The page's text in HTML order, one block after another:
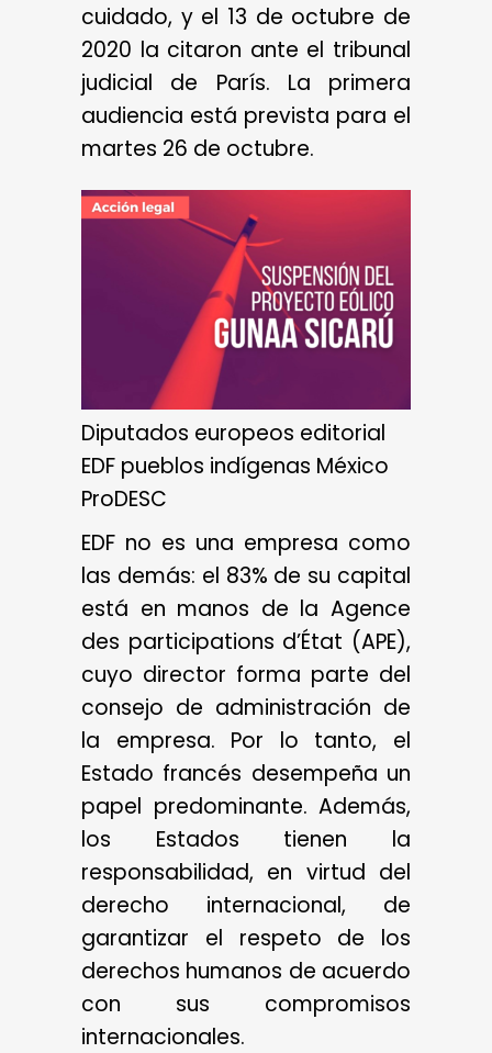
cuidado, y el 13 de octubre de
2020 la citaron ante el tribunal
judicial de París. La primera
audiencia está prevista para el
martes 26 de octubre.
Diputados europeos editorial
EDF pueblos indígenas México
ProDESC
EDF no es una empresa como
las demás: el 83% de su capital
está en manos de la Agence
des participations d’État (APE),
cuyo director forma parte del
consejo de administración de
la empresa. Por lo tanto, el
Estado francés desempeña un
papel predominante. Además,
los Estados tienen la
responsabilidad, en virtud del
derecho internacional, de
garantizar el respeto de los
derechos humanos de acuerdo
con sus compromisos
internacionales.